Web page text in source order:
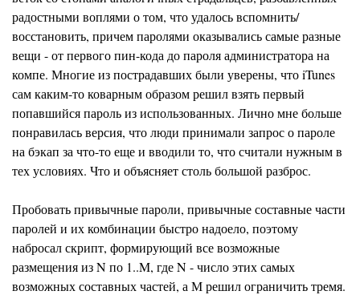
радостными воплями о том, что удалось вспомнить/
восстановить, причем паролями оказывались самые разные
вещи - от первого пин-кода до пароля администратора на
компе. Многие из пострадавших были уверены, что iTunes
сам каким-то коварным образом решил взять первый
попавшийся пароль из использованных. Лично мне больше
понравилась версия, что люди принимали запрос о пароле
на бэкап за что-то еще и вводили то, что считали нужным в
тех условиях. Что и объясняет столь большой разброс.
Пробовать привычные пароли, привычные составные части
паролей и их комбинации быстро надоело, поэтому
набросал скрипт, формирующий все возможные
размещения из N по 1..M, где N - число этих самых
возможных составных частей, а М решил ограничить тремя.